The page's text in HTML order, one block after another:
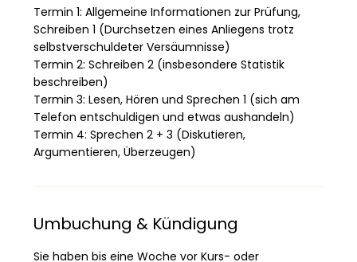
.
Termin 1: Allgemeine Informationen zur Prüfung,
Schreiben 1 (Durchsetzen eines Anliegens trotz
selbstverschuldeter Versäumnisse)
Termin 2: Schreiben 2 (insbesondere Statistik
beschreiben)
Termin 3: Lesen, Hören und Sprechen 1 (sich am
Telefon entschuldigen und etwas aushandeln)
Termin 4: Sprechen 2 + 3 (Diskutieren,
Argumentieren, Überzeugen)
Umbuchung & Kündigung
Sie haben bis eine Woche vor Kurs- oder